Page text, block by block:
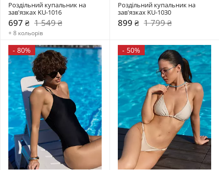
Роздільний купальник на
зав'язках KU-1016
697 ₴ 1 549 ₴
+ 8 кольорів
Роздільний купальник на
зав'язках KU-1030
899 ₴ 1 799 ₴
- 80% - 50%